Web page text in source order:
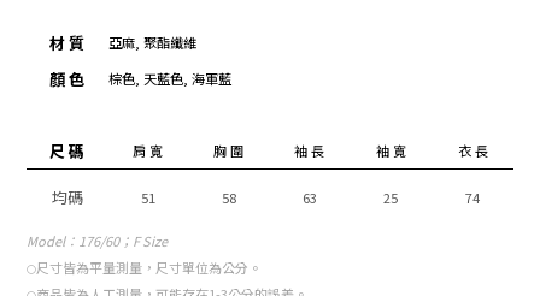
材 質 亞麻, 聚酯纖維
顏 色 棕色, 天藍色, 海軍藍
尺 碼 肩 寬 胸 圍 袖 長 袖 寬 衣 長
均碼 51 58 63 25 74
Model：176/60；F Size
○尺寸皆為平量測量，尺寸單位為公分。